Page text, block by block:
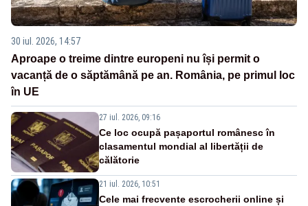
30 iul. 2026, 14:57
Aproape o treime dintre europeni nu își permit o
vacanță de o săptămână pe an. România, pe primul loc
în UE
27 iul. 2026, 09:16
Ce loc ocupă pașaportul românesc în
clasamentul mondial al libertății de
călătorie
21 iul. 2026, 10:51
Cele mai frecvente escrocherii online și